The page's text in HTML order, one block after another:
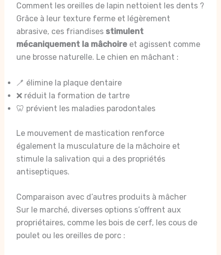
Comment les oreilles de lapin nettoient les dents ?
Grâce à leur texture ferme et légèrement
abrasive, ces friandises stimulent
mécaniquement la mâchoireet agissent comme
une brosse naturelle. Le chien en mâchant :
🪥 élimine la plaque dentaire
❌ réduit la formation de tartre
🦷 prévient les maladies parodontales
Le mouvement de mastication renforce
également la musculature de la mâchoire et
stimule la salivation qui a des propriétés
antiseptiques.
Comparaison avec d’autres produits à mâcher
Sur le marché, diverses options s’offrent aux
propriétaires, comme les bois de cerf, les cous de
poulet ou les oreilles de porc :